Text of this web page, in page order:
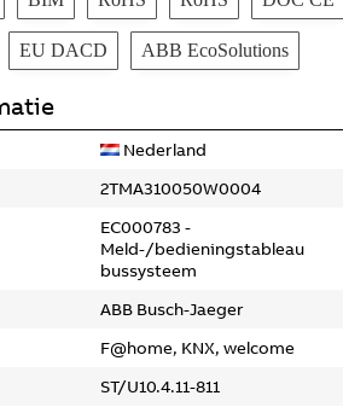
EU DACD ABB EcoSolutions
Nederland
2TMA310050W0004
EC000783 -
Meld-/bedieningstableau
bussysteem
ABB Busch-Jaeger
F@home, KNX, welcome
ST/U10.4.11-811